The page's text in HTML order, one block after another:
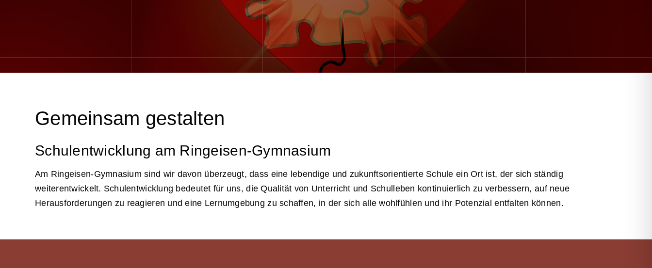
Gemeinsam gestalten
Schulentwicklung am Ringeisen-Gymnasium
Am Ringeisen-Gymnasium sind wir davon überzeugt, dass eine lebendige und zukunftsorientierte Schule ein Ort ist, der sich ständig
weiterentwickelt. Schulentwicklung bedeutet für uns, die Qualität von Unterricht und Schulleben kontinuierlich zu verbessern, auf neue
Herausforderungen zu reagieren und eine Lernumgebung zu schaffen, in der sich alle wohlfühlen und ihr Potenzial entfalten können.